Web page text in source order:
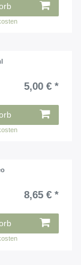
5,00 € *
8,65 € *